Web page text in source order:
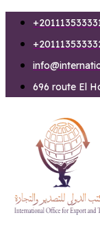
Aller
contenu
696 route El